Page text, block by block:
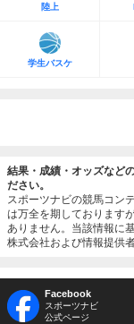
陸上
学生バスケ
結果・成績・オッズなど
ださい。
スポーツナビの競馬コン
は万全を期しております
ありません。当該情報に
株式会社および情報提供
Facebook
スポーツナビ
公式ページ